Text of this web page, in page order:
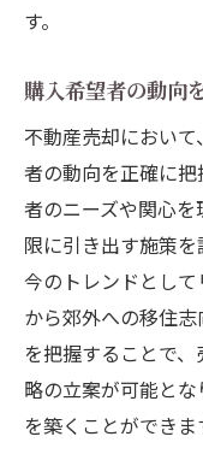
売却プロ
法
ガイドを
成功事例
市場価値を正
向リサーチ法
地域特有
オンライ
本
実地調査
す。
購入希望者の動向
不動産売却におい
者の動向を正確に
者のニーズや関心
限に引き出す施策
今のトレンドとし
から郊外への移住
を把握することで
略の立案が可能と
を築くことができま